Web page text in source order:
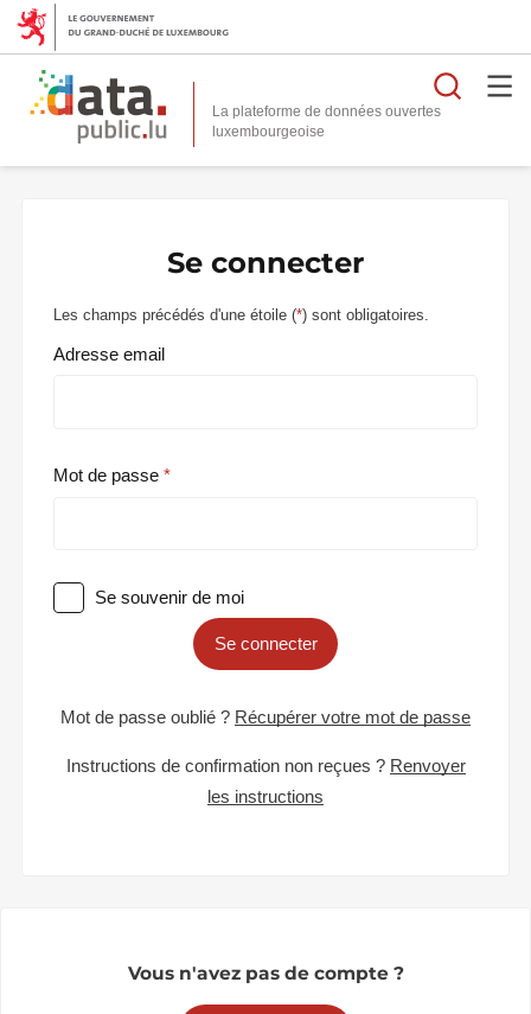
La plateforme de données ouvertes
Se connecter
Les champs précédés d'une étoile (*) sont obligatoires.
Adresse email
Mot de passe
Se souvenir de moi
Se connecter
Mot de passe oublié ? Récupérer votre mot de passe
Instructions de confirmation non reçues ? Renvoyer
les instructions
Vous n'avez pas de compte ?